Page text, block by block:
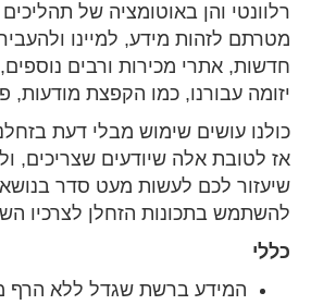
רלוונטי והן באוטומציה של
מטרתם לזהות מידע, למיינו
חדשות, אתרי מכירות ורבים
יזומה עבורנו, כמו הקפצת מודעות,
כולנו עושים שימוש מבלי דעת
אז לטובת אלה שיודעים שצריכים,
שיעזור לכם לעשות מעט סדר בנושא
להשתמש בתכונות הזחלן לצרכיו
כללי
המידע ברשת שגדל ללא הרף